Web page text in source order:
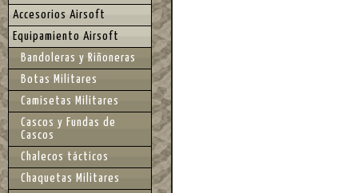
Accesorios Airsoft
Equipamiento Airsoft
Bandoleras y Riñoneras
Botas Militares
Camisetas Militares
Cascos y Fundas de
Cascos
Chalecos tácticos
Chaquetas Militares